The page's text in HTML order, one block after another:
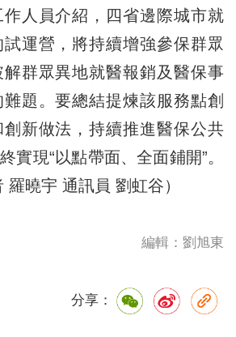
人員介紹，四省邊際城市就
運營，將持續增強參保群眾
群眾異地就醫報銷及醫保事
題。要總結提煉該服務點創
新做法，持續推進醫保公共
實現“以點帶面、全面鋪開”。
羅曉宇 通訊員 劉虹谷）
編輯：劉旭東
分享：